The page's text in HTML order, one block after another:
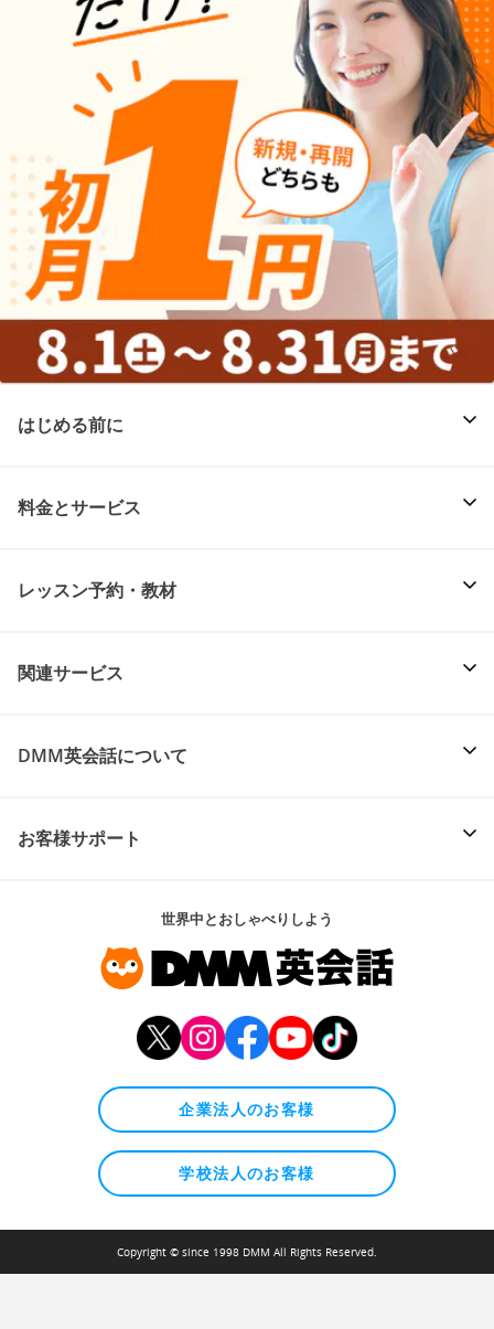
はじめる前に
料金とサービス
レッスン予約・教材
関連サービス
DMM英会話について
お客様サポート
世界中とおしゃべりしよう
企業法人のお客様
学校法人のお客様
Copyright © since 1998 DMM All Rights Reserved.